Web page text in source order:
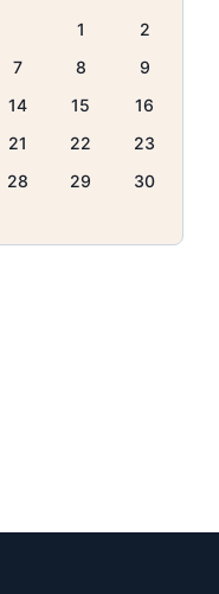
1
2
7 8
9
14 15
16
21 22
23
28 29
30